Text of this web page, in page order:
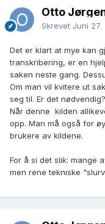
Otto
Skrevet Juni 27
Det er klart at mye kan
transkribering, er en
saken neste gang.
Om man vil kvitere ut
seg til. Er det nødvendig?
Når denne kilden
opp. Man må også for
brukere av kildene.
For å si det slik: mange
men rene tekniske